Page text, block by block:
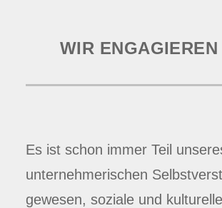
WIR ENGAGIEREN
Es ist schon immer Teil
unternehmerischen
gewesen, soziale und